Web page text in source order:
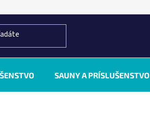
SAUNY A PRÍSLUŠENSTVO